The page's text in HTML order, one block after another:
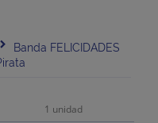
Banda FELICIDADES
1 unidad